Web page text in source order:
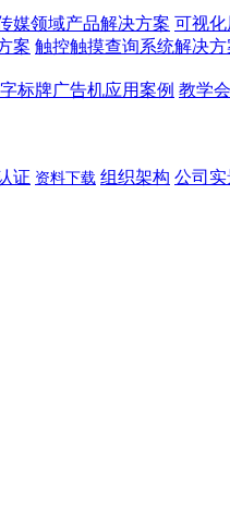
媒领域产品解决方案 可视
案 触控触摸查询系统解决方
标牌广告机应用案例 教学
证 资料下载 组织架构 公司实